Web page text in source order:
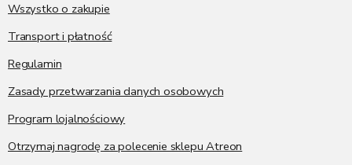
Wszystko o zakupie
Transport i płatność
Regulamin
Zasady przetwarzania danych osobowych
Program lojalnościowy
Otrzymaj nagrodę za polecenie sklepu Atreon